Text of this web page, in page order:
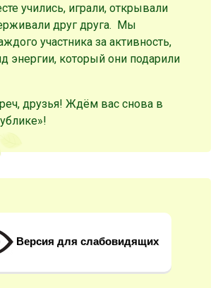
учились, играли, открывали
друг друга. Мы
участника за активность,
энергии, который они подарили
друзья! Ждём вас снова в
Версия для слабовидящих